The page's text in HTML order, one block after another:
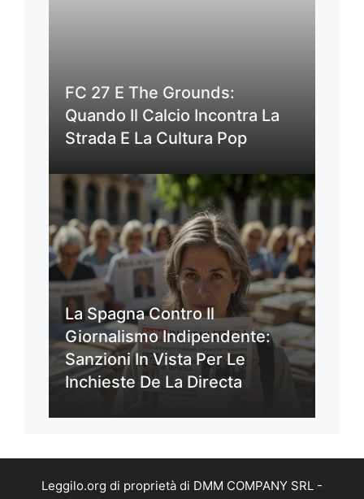
FC 27 E The Grounds:
Quando Il Calcio Incontra La
Strada E La Cultura Pop
La Spagna Contro Il
Giornalismo Indipendente:
Sanzioni In Vista Per Le
Inchieste De La Directa
Leggilo.org di proprietà di DMM COMPANY SRL -